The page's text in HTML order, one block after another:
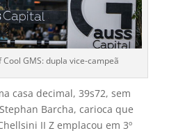
GMS: dupla vice-campeã
casa decimal, 39s72, sem
Barcha, carioca que
II Z emplacou em 3º